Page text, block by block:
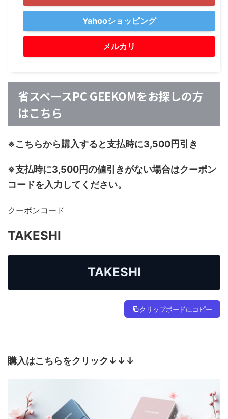
Yahooショッピング
メルカリ
省スペースPC GEEKOMをお探しの方
はこちら
※こちらから購入すると支払時に3,500円引き
※支払時に3,500円の値引きがない場合はクーポン
コードを入力してください。
クーポンコード
TAKESHI
TAKESHI
クリップボードにコピー
購入はこちらをクリック↓↓↓